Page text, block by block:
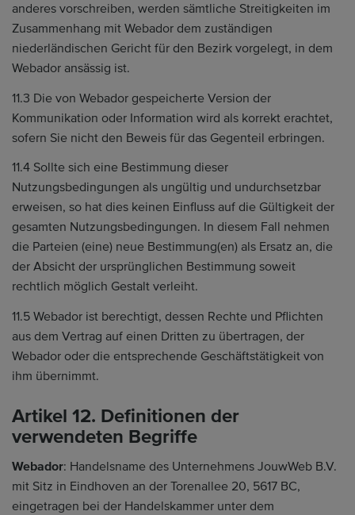
anderes vorschreiben, werden sämtliche Streitigkeiten im
Zusammenhang mit Webador dem zuständigen
niederländischen Gericht für den Bezirk vorgelegt, in dem
Webador ansässig ist.
11.3 Die von Webador gespeicherte Version der
Kommunikation oder Information wird als korrekt erachtet,
sofern Sie nicht den Beweis für das Gegenteil erbringen.
11.4 Sollte sich eine Bestimmung dieser
Nutzungsbedingungen als ungültig und undurchsetzbar
erweisen, so hat dies keinen Einfluss auf die Gültigkeit der
gesamten Nutzungsbedingungen. In diesem Fall nehmen
die Parteien (eine) neue Bestimmung(en) als Ersatz an, die
der Absicht der ursprünglichen Bestimmung soweit
rechtlich möglich Gestalt verleiht.
11.5 Webador ist berechtigt, dessen Rechte und Pflichten
aus dem Vertrag auf einen Dritten zu übertragen, der
Webador oder die entsprechende Geschäftstätigkeit von
ihm übernimmt.
Artikel 12. Definitionen der
verwendeten Begriffe
Webador: Handelsname des Unternehmens JouwWeb B.V.
mit Sitz in Eindhoven an der Torenallee 20, 5617 BC,
eingetragen bei der Handelskammer unter dem